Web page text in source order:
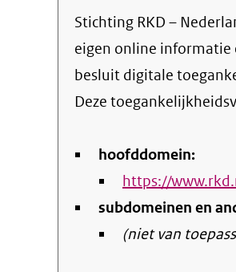
Stichting RKD – Nederlands Instituut voor Kunstgeschiedenis streeft ernaar om de
eigen online
besluit digitale
Deze
hoofddomein:
https://
subdomeinen en
(niet van